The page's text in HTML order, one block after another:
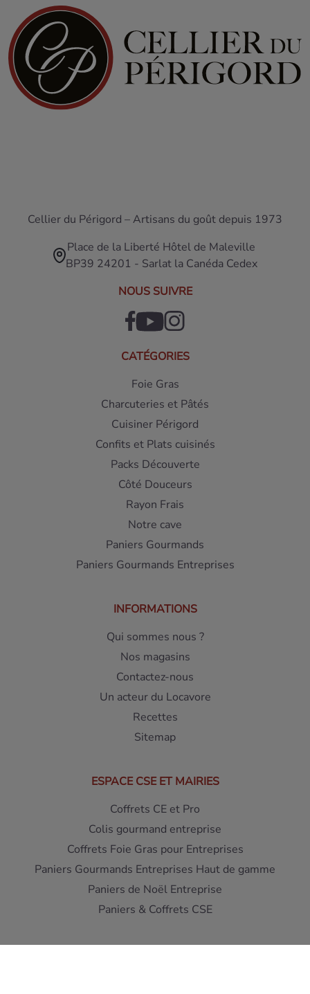
Cellier du Périgord – Artisans du goût depuis 1973
Place de la Liberté Hôtel de Maleville
BP39 24201 - Sarlat la Canéda Cedex
NOUS SUIVRE
CATÉGORIES
Foie Gras
Charcuteries et Pâtés
Cuisiner Périgord
Confits et Plats cuisinés
Packs Découverte
Côté Douceurs
Rayon Frais
Notre cave
Paniers Gourmands
Paniers Gourmands Entreprises
INFORMATIONS
Qui sommes nous ?
Nos magasins
Contactez-nous
Un acteur du Locavore
Recettes
Sitemap
ESPACE CSE ET MAIRIES
Coffrets CE et Pro
Colis gourmand entreprise
Coffrets Foie Gras pour Entreprises
Paniers Gourmands Entreprises Haut de gamme
Paniers de Noël Entreprise
Paniers & Coffrets CSE